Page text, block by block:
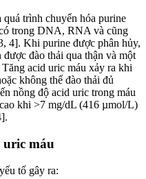
trình chuyển hóa purine
trong DNA, RNA và cũng
4]. Khi purine được phân hủy,
đào thải qua thận và một
acid uric máu xảy ra khi
không thể đào thải đủ
nồng độ acid uric trong máu
khi >7 mg/dL (416 µmol/L)
uric máu
tố gây ra: